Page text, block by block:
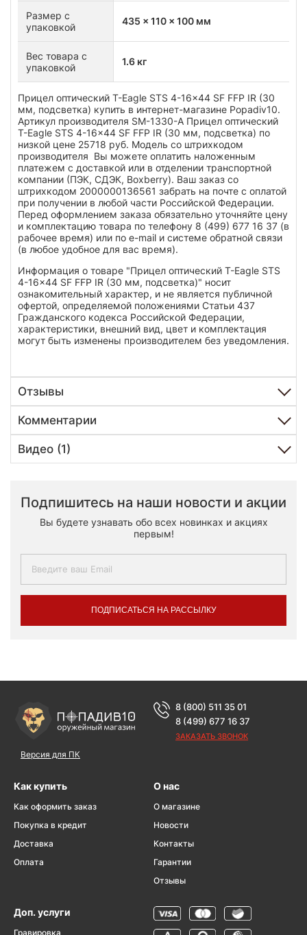
Размер с
упаковкой
435 x 110 x 100 мм
Вес товара с
упаковкой
1.6 кг
Прицел оптический T-Eagle STS 4-16x44 SF FFP IR (30
мм, подсветка) купить в интернет-магазине Popadiv10.
Артикул производителя SM-1330-A Прицел оптический
T-Eagle STS 4-16x44 SF FFP IR (30 мм, подсветка) по
низкой цене 25718 руб. Модель со штрихкодом
производителя Вы можете оплатить наложенным
платежем с доставкой или в отделении транспортной
компании (ПЭК, СДЭК, Boxberry). Ваш заказ со
штрихкодом 2000000136561 забрать на почте с оплатой
при получении в любой части Российской Федерации.
Перед оформлением заказа обязательно уточняйте цену
и комплектацию товара по телефону 8 (499) 677 16 37 (в
рабочее время) или по e-mail и системе обратной связи
(в любое удобное для вас время).
Информация о товаре "Прицел оптический T-Eagle STS
4-16x44 SF FFP IR (30 мм, подсветка)" носит
ознакомительный характер, и не является публичной
офертой, определяемой положениями Статьи 437
Гражданского кодекса Российской Федерации,
характеристики, внешний вид, цвет и комплектация
могут быть изменены производителем без уведомления.
Отзывы
Комментарии
Видео (1)
Подпишитесь на наши новости и акции
Вы будете узнавать обо всех новинках и акциях
первым!
ПОДПИСАТЬСЯ НА РАССЫЛКУ
Версия для ПК
8 (800) 511 35 01
8 (499) 677 16 37
ЗАКАЗАТЬ ЗВОНОК
Как купить
Как оформить заказ
Покупка в кредит
Доставка
Оплата
О нас
О магазине
Новости
Контакты
Гарантии
Отзывы
Доп. услуги
Гравировка